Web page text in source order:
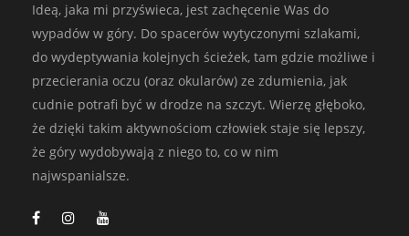
Ideą, jaka mi przyświeca, jest zachęcenie Was do
wypadów w góry. Do spacerów wytyczonymi szlakami,
do wydeptywania kolejnych ścieżek, tam gdzie możliwe i
przecierania oczu (oraz okularów) ze zdumienia, jak
cudnie potrafi być w drodze na szczyt. Wierzę głęboko,
że dzięki takim aktywnościom człowiek staje się lepszy,
że góry wydobywają z niego to, co w nim
najwspanialsze.